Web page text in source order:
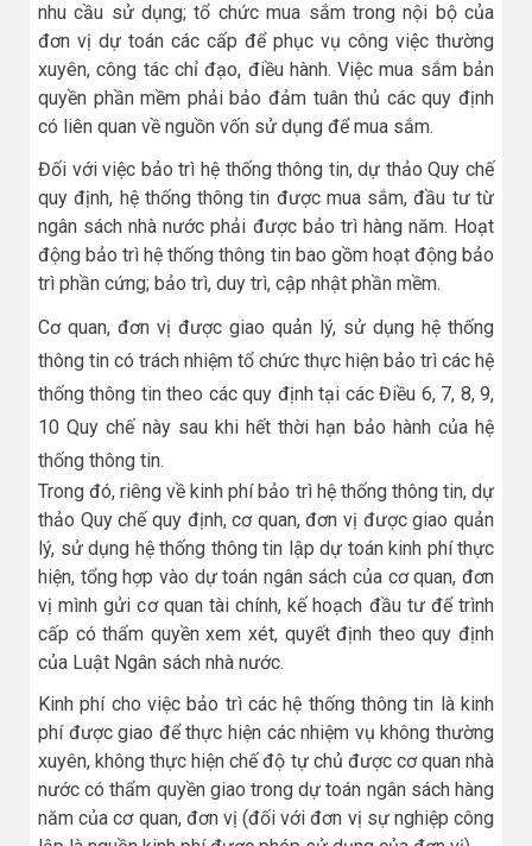
nhu cầu sử dụng; tổ chức mua sắm trong nội bộ của
đơn vị dự toán các cấp để phục vụ công việc thường
xuyên, công tác chỉ đạo, điều hành. Việc mua sắm bản
quyền phần mềm phải bảo đảm tuân thủ các quy định
có liên quan về nguồn vốn sử dụng để mua sắm.
Đối với việc bảo trì hệ thống thông tin, dự thảo Quy chế
quy định, hệ thống thông tin được mua sắm, đầu tư từ
ngân sách nhà nước phải được bảo trì hàng năm. Hoạt
động bảo trì hệ thống thông tin bao gồm hoạt động bảo
trì phần cứng; bảo trì, duy trì, cập nhật phần mềm.
Cơ quan, đơn vị được giao quản lý, sử dụng hệ thống
thông tin có trách nhiệm tổ chức thực hiện bảo trì các hệ
thống thông tin theo các quy định tại các Điều 6, 7, 8, 9,
10 Quy chế này sau khi hết thời hạn bảo hành của hệ
thống thông tin.
Trong đó, riêng về kinh phí bảo trì hệ thống thông tin, dự
thảo Quy chế quy định, cơ quan, đơn vị được giao quản
lý, sử dụng hệ thống thông tin lập dự toán kinh phí thực
hiện, tổng hợp vào dự toán ngân sách của cơ quan, đơn
vị mình gửi cơ quan tài chính, kế hoạch đầu tư để trình
cấp có thẩm quyền xem xét, quyết định theo quy định
của Luật Ngân sách nhà nước.
Kinh phí cho việc bảo trì các hệ thống thông tin là kinh
phí được giao để thực hiện các nhiệm vụ không thường
xuyên, không thực hiện chế độ tự chủ được cơ quan nhà
nước có thẩm quyền giao trong dự toán ngân sách hàng
năm của cơ quan, đơn vị (đối với đơn vị sự nghiệp công